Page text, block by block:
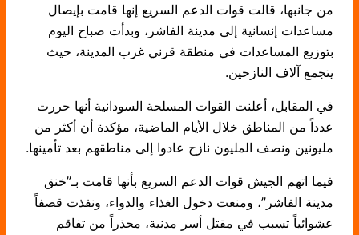
من جانبها، قالت قوات الدعم السريع إنها قامت بإيصال
مساعدات إنسانية إلى مدينة الفاشر، وبدأت صباح اليوم
بتوزيع المساعدات في منطقة قرني غرب المدينة، حيث
يتجمع آلاف النازحين.
في المقابل، أعلنت القوات المسلحة السودانية أنها حررت
عدداً من المناطق خلال الأيام الماضية، مؤكدة أن أكثر من
مليونين ونصف المليون نازح عادوا إلى مناطقهم بعد تأمينها.
فيما اتهم الجيش قوات الدعم السريع بأنها قامت بـ”خنق
مدينة الفاشر”، ومنعت دخول الغذاء والدواء، ونفذت قصفاً
عشوائياً تسبب في مقتل أسر مدنية، محذراً من تفاقم